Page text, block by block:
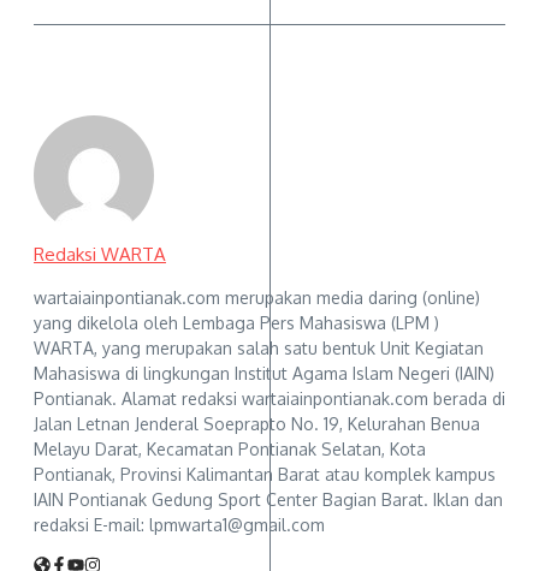
Redaksi WARTA
wartaiainpontianak.com merupakan media daring (online)
yang dikelola oleh Lembaga Pers Mahasiswa (LPM )
WARTA, yang merupakan salah satu bentuk Unit Kegiatan
Mahasiswa di lingkungan Institut Agama Islam Negeri (IAIN)
Pontianak. Alamat redaksi wartaiainpontianak.com berada di
Jalan Letnan Jenderal Soeprapto No. 19, Kelurahan Benua
Melayu Darat, Kecamatan Pontianak Selatan, Kota
Pontianak, Provinsi Kalimantan Barat atau komplek kampus
IAIN Pontianak Gedung Sport Center Bagian Barat. Iklan dan
redaksi E-mail: lpmwarta1@gmail.com